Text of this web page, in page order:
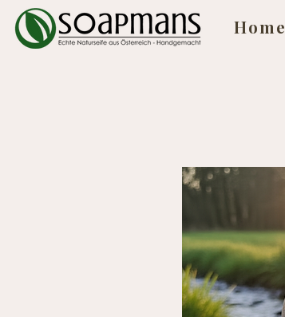
Home